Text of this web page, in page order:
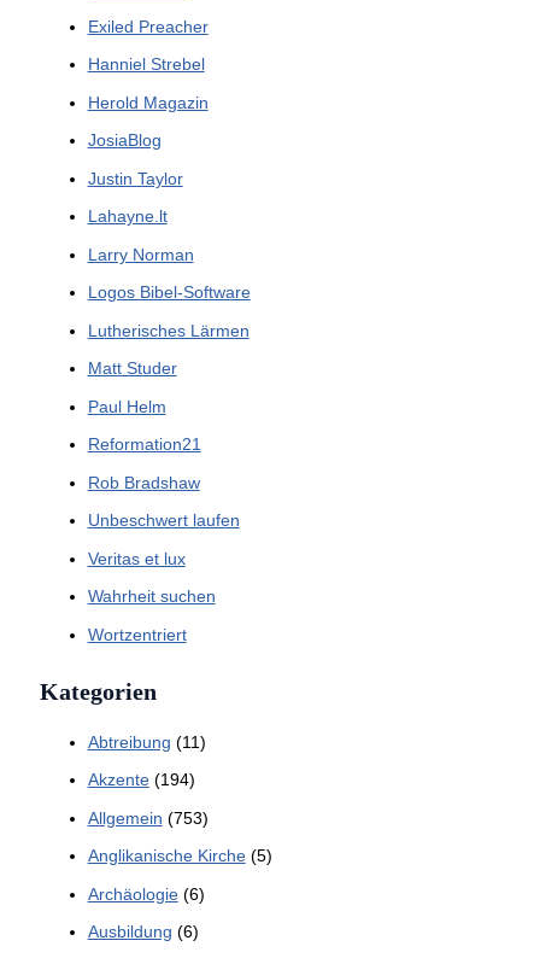
Exiled Preacher
Hanniel Strebel
Herold Magazin
JosiaBlog
Justin Taylor
Lahayne.lt
Larry Norman
Logos Bibel-Software
Lutherisches Lärmen
Matt Studer
Paul Helm
Reformation21
Rob Bradshaw
Unbeschwert laufen
Veritas et lux
Wahrheit suchen
Wortzentriert
Kategorien
Abtreibung (11)
Akzente(194)
Allgemein (753)
Anglikanische Kirche(5)
Archäologie(6)
Ausbildung (6)